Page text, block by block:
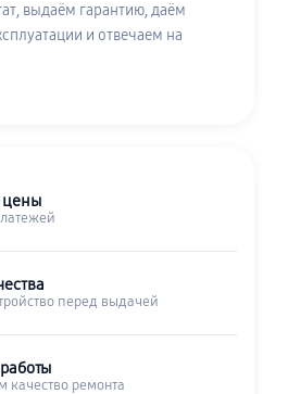
выдаём гарантию, даём
и отвечаем на
цены
перед выдачей
качество ремонта